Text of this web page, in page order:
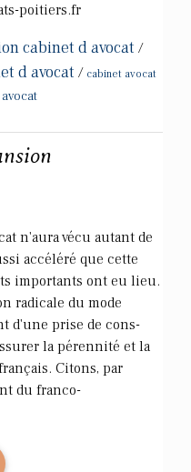
poitiers.fr
cabinet d avocat /
d avocat / cabinet avocat
n'aura vécu autant de
accéléré que cette
importants ont eu lieu.
radicale du mode
d'une prise de cons-
la pérennité et la
Citons, par
du franco-